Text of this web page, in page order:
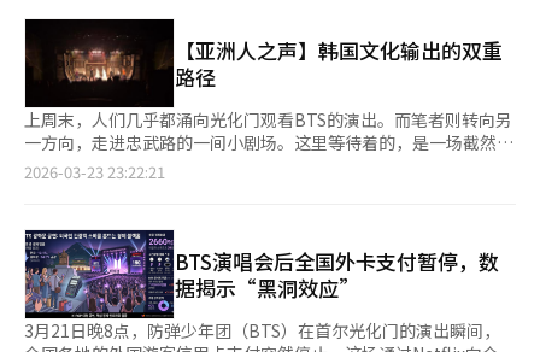
像的演出需求急剧增加，IVE已经在欧洲和美洲主要城市证明了其
票房号召力。此次世界巡演将成为检验IVE的“大众音乐
性”和“独特概念”与西方市场趋势契合度的标准。尤其是360度
舞台设计等空间利用能力，预计将在北美和欧洲的大型竞技场演出
中更加闪耀。专家认为，IVE通过此次巡演，不仅会巩固K-pop粉
丝群体，还将向当地大众展示其“表演实力强”的艺术家形象。
IVE的成功在于将粉丝视为“航海的伙伴”而非舞台的旁观者。演
出中设置的寻宝任务、利用LED屏幕的参与型内容、遍布观众席的
用这一趋势的组合。成员们在空白期中坦诚分享恐惧，并通过音乐
回馈粉丝的安慰，这种“真诚叙事”是全球粉丝将IVE视为“自己
人”而非简单明星的最强有力武器。正如成员们所说，“IVE将永
远与DIVE同行”，她们不仅是舞台上的女神，也是并肩游泳的伙
伴。随着4月开始的巡演，全球音乐迷的目光聚焦于IVE如何再次将
现场气氛。 除正式比赛外，活动还安排了多场表演环节。非洲舞
蹈团队TAGG的艺术总监Daniel Ahifon带来融合非洲与韩国舞蹈
元素的表演，曾出演《亚洲达人秀》的魔术师金智媛（音）也进行
了近景魔术展示，提升现场互动氛围。 评审方面，宝光集团会长
洪锡珪、Sandfactory声乐学院代表金孝俊（音）及Daniel
Ahifon等参与评分。活动现场还设置DJ表演、拍照区及交流空
间，吸引约200名观众及在韩外国创作者参与。 主办方表示，随着
K-POP在全球范围内的影响力不断扩大，越来越多外国年轻人希望
动，拓展K-POP与全球创作者之间的连接渠道。 奖项方面，
Amira获Harney & Sons奖，ID获GANADARA奖，Purple DaiSy
获NOTE Clinic奖，Yael获BONYX奖，ForeigNoise获
BRICKSAND奖。其中，Purple DaiSy同时斩获最高奖BOKWANG
奖。
但歌词却是英文，这种反差引发了讨论。真正的问题在于，我们是
否过于依赖传统的外在表现来定义韩国文化。K-POP的全球化趋势
使得英文成为一种战略选择，而非放弃文化身份。重要的是通过这
种语言传达了什么。《阿里郎》并非传统的直接再现，而是通过情
感的层次和集体记忆的唤起来体现韩国文化。正如《阿里郎》这首
歌在历史上不断演变，英文版的《阿里郎》也是这种变奏的一部
分。最终，这场争论揭示了我们对“韩国性”的简单理解。K-POP
是面向全球市场的音乐，英文歌词是一种策略，关键在于它传递了
感，保留了什么，变奏了什么。文化在不断变化中保持生命力，真
正的身份在于其核心不变的部分。
【亚洲人之声】韩国文化输出的双重
路径
上周末，人们几乎都涌向光化门观看BTS的演出。而笔者则转向另
一方向，走进忠武路的一间小剧场。这里等待着的，是一场截然不
同的演出——韩国原创音乐剧《JUMP》。 剧场外观朴素，但一旦
笔者到访当天，现场聚集了外籍游客、不同年龄段的观众，共同构
成了一幅颇为生动的文化图景。 《JUMP》以跆拳道与跆跟为核心
元素，是一部典型的无言演出。武术、喜剧与舞台节奏在此融为一
体，演员借助夸张的肢体动作、精准的对打编排与漫画式的面部表
情，呈现出一个看似简单、却极具感染力的家庭故事。没有一句台
2026-03-23 23:22:21
BTS演唱会后全国外卡支付暂停，数
据揭示“黑洞效应”
3月21日晚8点，防弹少年团（BTS）在首尔光化门的演出瞬间，